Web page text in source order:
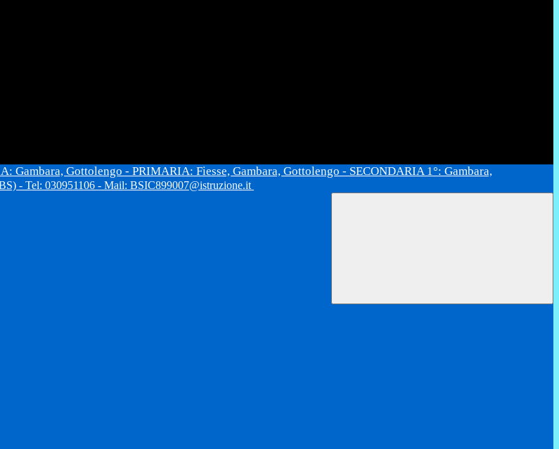
Gambara, Gottolengo - PRIMARIA: Fiesse, Gambara, Gottolengo - SECONDARIA 1°: Gambara,
- Tel: 030951106 - Mail: BSIC899007@istruzione.it